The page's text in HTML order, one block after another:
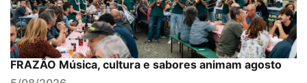
FRAZÃO Música, cultura e sabores animam agosto